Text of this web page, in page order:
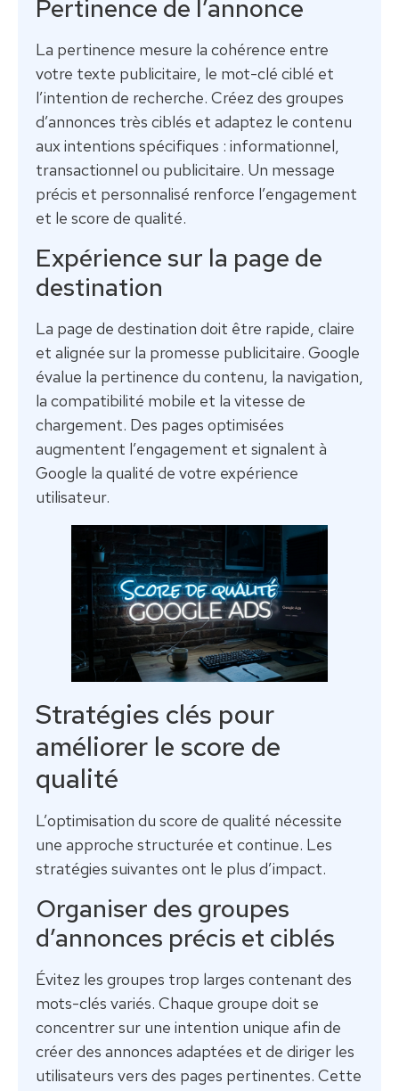
Pertinence de l’annonce
La pertinence mesure la cohérence entre
votre texte publicitaire, le mot-clé ciblé et
l’intention de recherche. Créez des groupes
d’annonces très ciblés et adaptez le contenu
aux intentions spécifiques : informationnel,
transactionnel ou publicitaire. Un message
précis et personnalisé renforce l’engagement
et le score de qualité.
Expérience sur la page de
destination
La page de destination doit être rapide, claire
et alignée sur la promesse publicitaire. Google
évalue la pertinence du contenu, la navigation,
la compatibilité mobile et la vitesse de
chargement. Des pages optimisées
augmentent l’engagement et signalent à
Google la qualité de votre expérience
utilisateur.
Stratégies clés pour
améliorer le score de
qualité
L’optimisation du score de qualité nécessite
une approche structurée et continue. Les
stratégies suivantes ont le plus d’impact.
Organiser des groupes
d’annonces précis et ciblés
Évitez les groupes trop larges contenant des
mots-clés variés. Chaque groupe doit se
concentrer sur une intention unique afin de
créer des annonces adaptées et de diriger les
utilisateurs vers des pages pertinentes. Cette